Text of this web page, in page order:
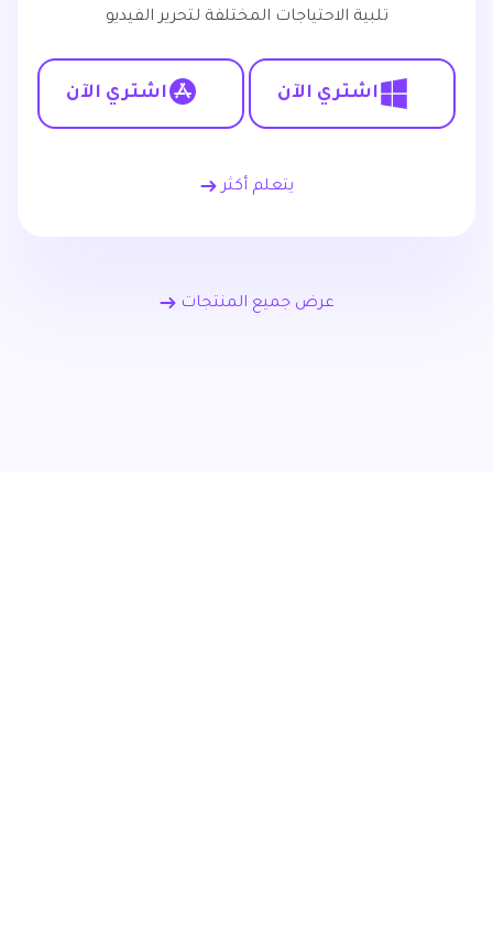
تلبية الاحتياجات المختلفة لتحرير الفيديو
اشتري الآن اشتري الآن
يتعلم أكثر
عرض جميع المنتجات